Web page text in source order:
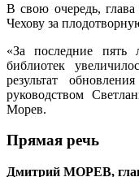
В свою очередь, глава
Чехову за
«За последние пять
библиотек
результат
руководством
Морев.
Прямая речь
Дмитрий МОРЕВ,